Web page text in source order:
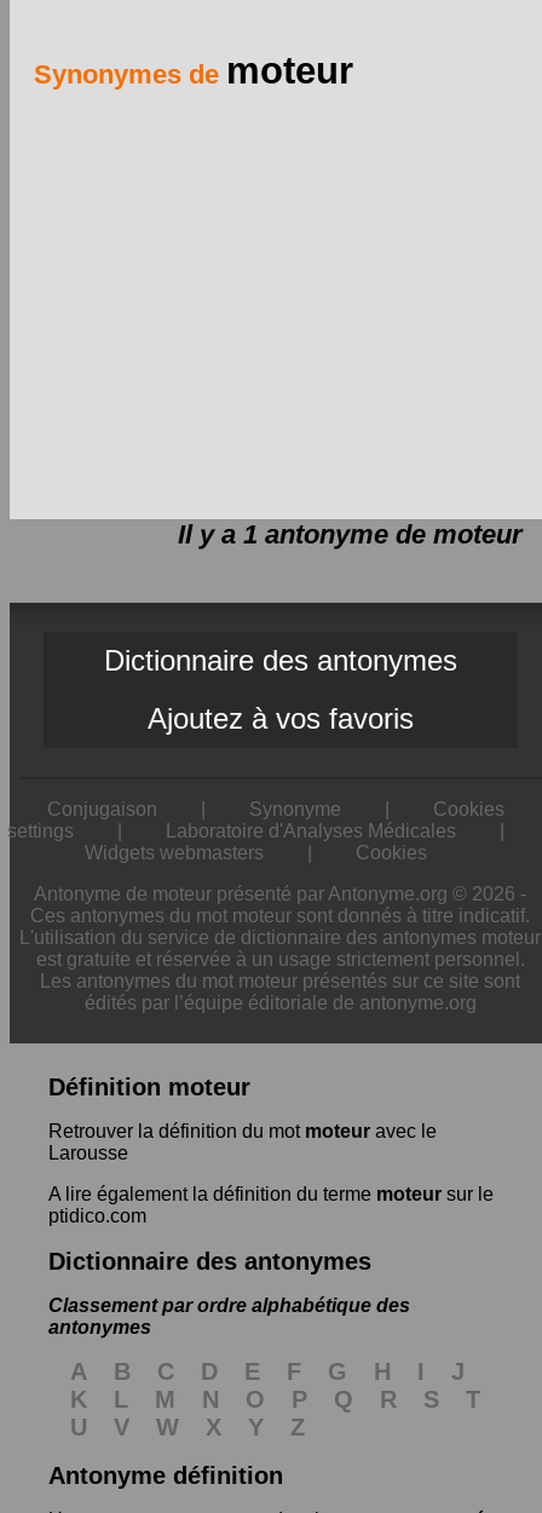
Synonymes de moteur
Il y a 1 antonyme de moteur
Dictionnaire des antonymes
Ajoutez à vos favoris
Conjugaison Synonyme
Cookies
settings
Laboratoire d'Analyses Médicales
Widgets webmasters
Cookies
Antonyme de moteur présenté par Antonyme.org © 2026 -
Ces antonymes du mot moteur sont donnés à titre indicatif.
L'utilisation du service de dictionnaire des antonymes moteur
est gratuite et réservée à un usage strictement personnel.
Les antonymes du mot moteur présentés sur ce site sont
édités par l’équipe éditoriale de antonyme.org
Définition moteur
Retrouver la définition du mot moteur avec le
Larousse
A lire également la définition du terme moteur sur le
ptidico.com
Dictionnaire des antonymes
Classement par ordre alphabétique des
antonymes
A B C D E F G H I
J
K
L M N O P Q R S
T
U
V W X Y
Z
Antonyme définition